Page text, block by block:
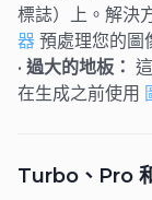
標誌）上。解決
器 預處理您的圖
• 過大的地板：
在生成之前使用
Turbo、Pro